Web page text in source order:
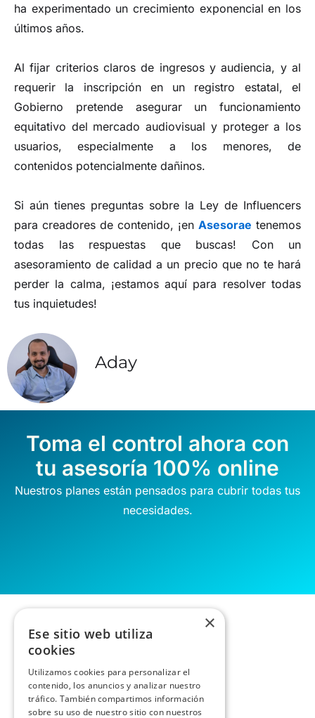
ha experimentado un crecimiento exponencial en los
últimos años.
Al fijar criterios claros de ingresos y audiencia, y al
requerir la inscripción en un registro estatal, el
Gobierno pretende asegurar un funcionamiento
equitativo del mercado audiovisual y proteger a los
usuarios, especialmente a los menores, de
contenidos potencialmente dañinos.
Si aún tienes preguntas sobre la Ley de Influencers
para creadores de contenido, ¡en Asesorae tenemos
todas las respuestas que buscas! Con un
asesoramiento de calidad a un precio que no te hará
perder la calma, ¡estamos aquí para resolver todas
tus inquietudes!
Aday
Toma el control ahora con
tu asesoría 100% online
Nuestros planes están pensados para cubrir todas tus
necesidades.
×
Ese sitio web utiliza
cookies
Utilizamos cookies para personalizar el
contenido, los anuncios y analizar nuestro
tráfico. También compartimos información
sobre su uso de nuestro sitio con nuestros